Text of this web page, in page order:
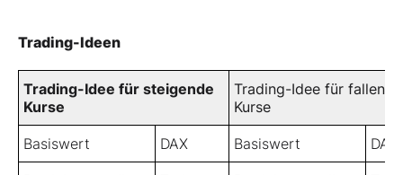
Trading-Ideen
Trading-Idee für steigende
Kurse
Trading-Idee für fallende
Kurse
Basiswert DAX Basiswert DAX